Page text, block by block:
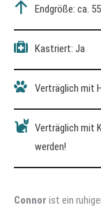
Endgröße: ca.
Kastriert: Ja
Verträglich mit
Verträglich mit
werden!
Connor ist ein